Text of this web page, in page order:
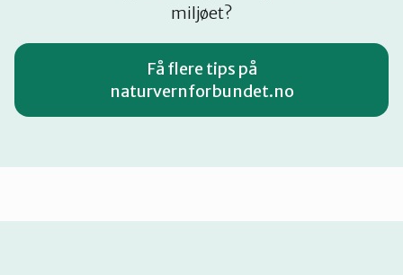
miljøet?
Få flere tips på
naturvernforbundet.no